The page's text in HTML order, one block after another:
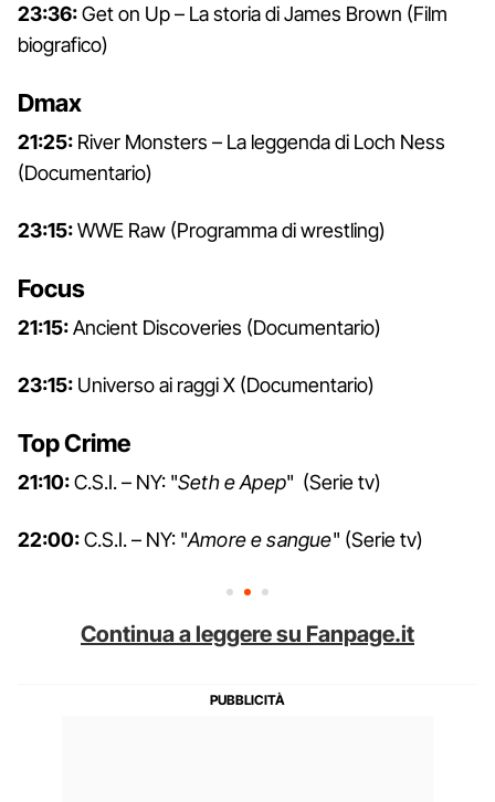
23:36:Get on Up – La storia di James Brown (Film
biografico)
Dmax
21:25: River Monsters – La leggenda di Loch Ness
(Documentario)
23:15:WWE Raw (Programma di wrestling)
Focus
21:15:Ancient Discoveries (Documentario)
23:15: Universo ai raggi X (Documentario)
Top Crime
21:10:C.S.I. – NY: "Seth e Apep" (Serie tv)
22:00:C.S.I. – NY: "Amore e sangue" (Serie tv)
Continua a leggere su Fanpage.it